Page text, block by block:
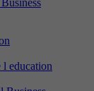
l education